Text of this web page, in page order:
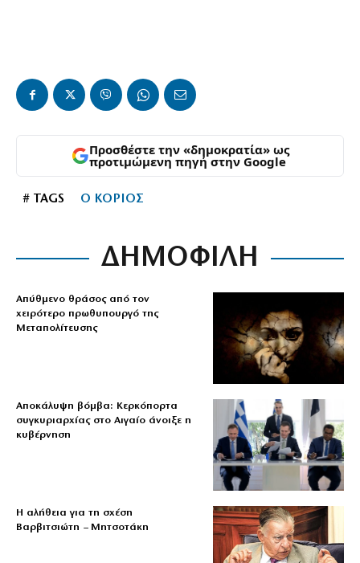
Προσθέστε την «δημοκρατία» ως
προτιμώμενη πηγή στην Google
# TAGS Ο ΚΟΡΙΟΣ
ΔΗΜΟΦΙΛΗ
Απύθμενο θράσος από τον
χειρότερο πρωθυπουργό της
Μεταπολίτευσης
Αποκάλυψη βόμβα: Κερκόπορτα
συγκυριαρχίας στο Αιγαίο άνοιξε η
κυβέρνηση
Η αλήθεια για τη σχέση
Βαρβιτσιώτη – Μητσοτάκη